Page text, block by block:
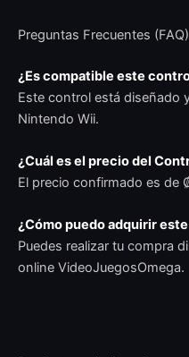
Preguntas Frecuentes (FAQ)
¿Es compatible este
Este control está diseñado
Nintendo Wii.
¿Cuál es el precio del
El precio confirmado es de
¿Cómo puedo adquirir
Puedes realizar tu compra
online VideoJuegosOmega.